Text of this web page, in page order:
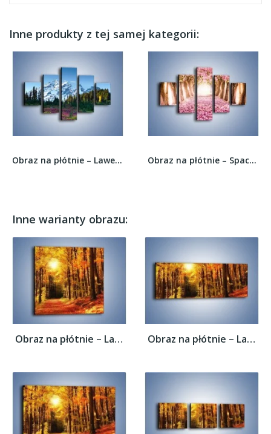
Inne produkty z tej samej kategorii:
Obraz na płótnie – Lawenda góry i śnieg –... Obraz na płótnie – Spacer zakochanych po...
Inne warianty obrazu:
Obraz na płótnie – Lasem w stronę słońca –... Obraz na płótnie – Lasem w stronę słońca –...